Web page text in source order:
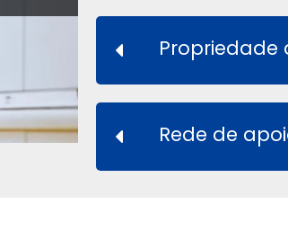
Propriedade
Rede de